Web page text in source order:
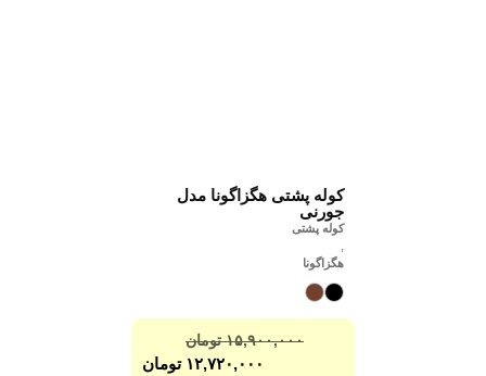
کوله پشتی هگزاگونا مدل
جورنی
کوله پشتی
هگزاگونا
۱۵,۹۰۰,۰۰۰ تومان
۱۲,۷۲۰,۰۰۰ تومان